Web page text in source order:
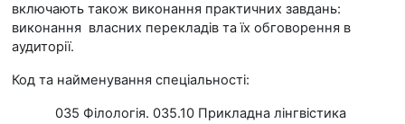
включають також виконання практичних завдань:
виконання власних перекладів та їх обговорення в
аудиторії.
Код та найменування спеціальності:
035 Філологія. 035.10 Прикладна лінгвістика